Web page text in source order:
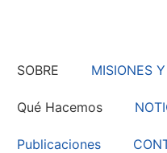
SOBRE MISIONES
Qué Hacemos
Publicaciones